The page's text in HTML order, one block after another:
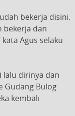
bekerja disini.
bekerja dan
Agus selaku
lalu dirinya dan
Gudang Bulog
kembali